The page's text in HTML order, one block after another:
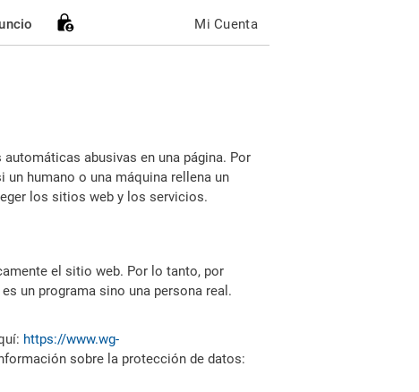
Mi Cuenta
abusivas en una página. Por
humano o una máquina rellena un
los sitios web y los servicios.
el sitio web. Por lo tanto, por
un programa sino una persona real.
https://www.wg-
sobre la protección de datos: